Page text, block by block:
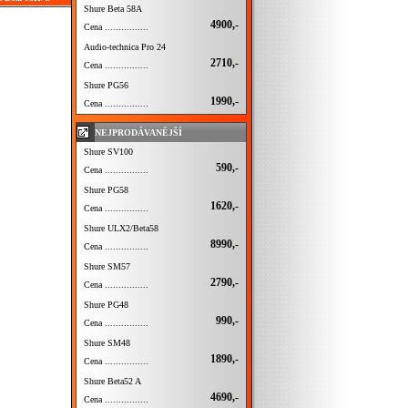
Shure Beta 58A
Cena ................
4900,-
Audio-technica Pro 24
Cena ................
2710,-
Shure PG56
Cena ................
1990,-
NEJPRODÁVANĚJŠÍ
Shure SV100
Cena ................
590,-
Shure PG58
Cena ................
1620,-
Shure ULX2/Beta58
Cena ................
8990,-
Shure SM57
Cena ................
2790,-
Shure PG48
Cena ................
990,-
Shure SM48
Cena ................
1890,-
Shure Beta52 A
Cena ................
4690,-